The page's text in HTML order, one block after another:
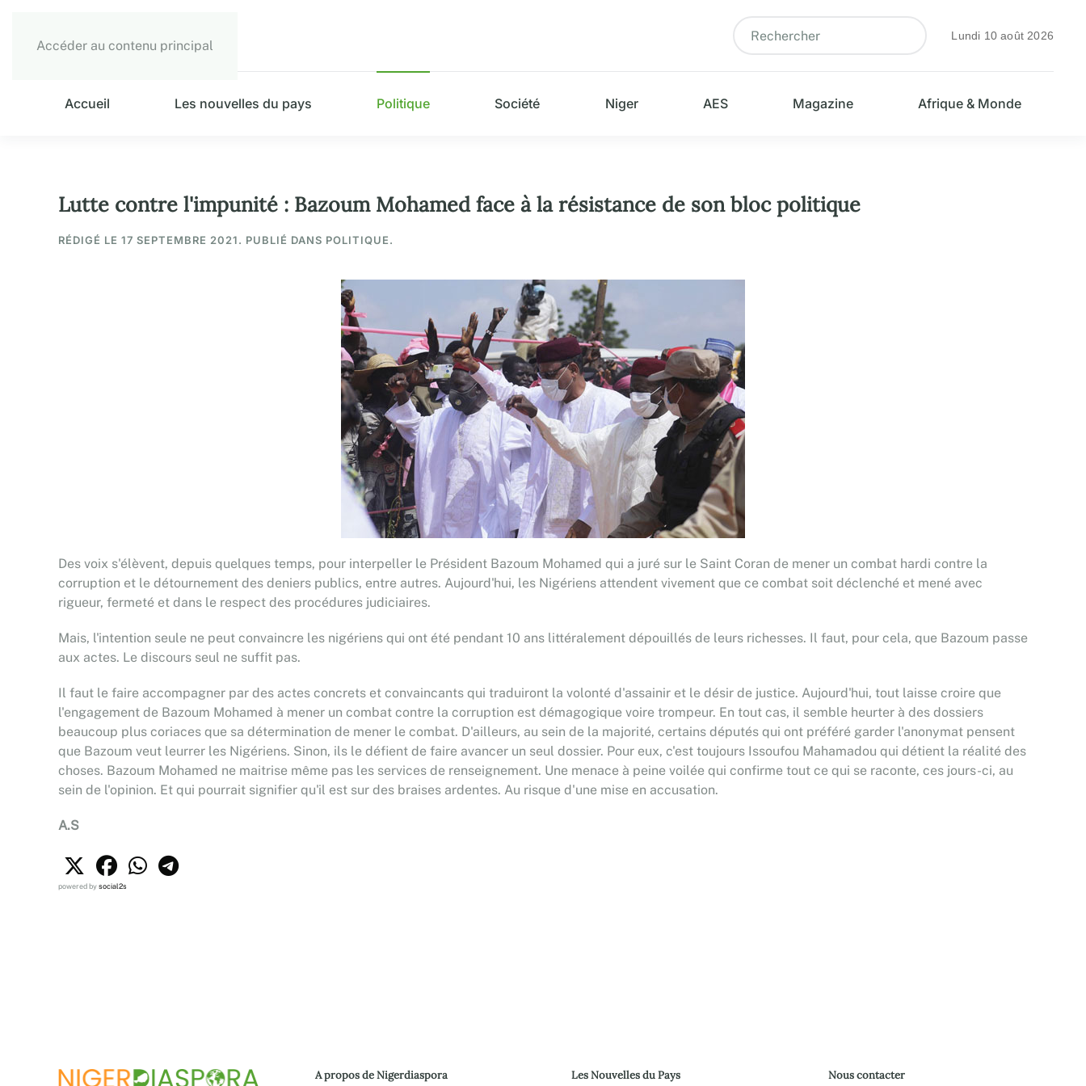
Accéder au contenu principal
Lundi 10 août 2026
Accueil Les nouvelles du pays Politique Société Niger AES Magazine Afrique & Monde
Lutte contre l'impunité : Bazoum Mohamed face à la résistance de son bloc politique
RÉDIGÉ LE 17 SEPTEMBRE 2021. PUBLIÉ DANS POLITIQUE.
Des voix s'élèvent, depuis quelques temps, pour interpeller le Président Bazoum Mohamed qui a juré sur le Saint Coran de mener un combat hardi contre la
corruption et le détournement des deniers publics, entre autres. Aujourd'hui, les Nigériens attendent vivement que ce combat soit déclenché et mené avec
rigueur, fermeté et dans le respect des procédures judiciaires.
Mais, l'intention seule ne peut convaincre les nigériens qui ont été pendant 10 ans littéralement dépouillés de leurs richesses. Il faut, pour cela, que Bazoum passe
aux actes. Le discours seul ne suffit pas.
Il faut le faire accompagner par des actes concrets et convaincants qui traduiront la volonté d'assainir et le désir de justice. Aujourd'hui, tout laisse croire que
l'engagement de Bazoum Mohamed à mener un combat contre la corruption est démagogique voire trompeur. En tout cas, il semble heurter à des dossiers
beaucoup plus coriaces que sa détermination de mener le combat. D'ailleurs, au sein de la majorité, certains députés qui ont préféré garder l'anonymat pensent
que Bazoum veut leurrer les Nigériens. Sinon, ils le défient de faire avancer un seul dossier. Pour eux, c'est toujours Issoufou Mahamadou qui détient la réalité des
choses. Bazoum Mohamed ne maitrise même pas les services de renseignement. Une menace à peine voilée qui confirme tout ce qui se raconte, ces jours-ci, au
sein de l'opinion. Et qui pourrait signifier qu'il est sur des braises ardentes. Au risque d'une mise en accusation.
A.S
powered bysocial2s
A propos de Nigerdiaspora Les Nouvelles du Pays Nous contacter